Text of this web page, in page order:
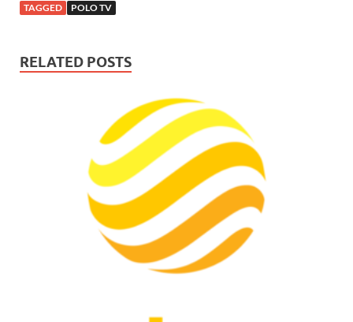
TAGGED POLO TV
RELATED POSTS